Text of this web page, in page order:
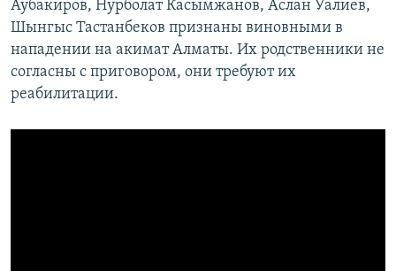
Аубакиров, Нурболат Касымжанов, Аслан Уалиев,
Шынгыс Тастанбеков признаны виновными в
нападении на акимат Алматы. Их родственники не
согласны с приговором, они требуют их
реабилитации.